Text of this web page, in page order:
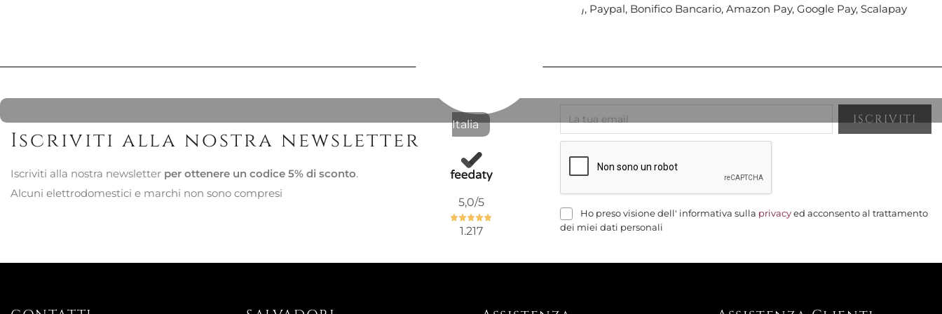
Italia
5,0/5
1.217
con Nexi (carte di pagamento), Paypal, Bonifico Bancario, Amazon Pay, Google Pay, Scalapay
Iscriviti alla nostra newsletter
Iscriviti alla nostra newsletter per ottenere un codice 5% di sconto.
Alcuni elettrodomestici e marchi non sono compresi
Ho preso visione dell' informativa sulla privacyed acconsento al trattamento
dei miei dati personali